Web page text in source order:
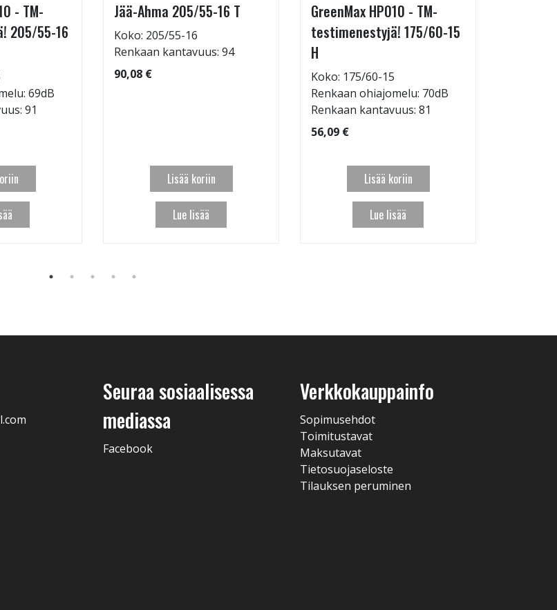
- TM-
205/55-16
69dB
91
Jää-Ahma 205/55-16 T
Koko: 205/55-16
Renkaan kantavuus: 94
90,08 €
Lisää koriin
Lue lisää
GreenMax HP010 - TM-
testimenestyjä! 175/60-15
H
Koko: 175/60-15
Renkaan ohiajomelu: 70dB
Renkaan kantavuus: 81
56,09 €
Lisää koriin
Lue lisää
Seuraa sosiaalisessa
mediassa
Facebook
Verkkokauppainfo
Sopimusehdot
Toimitustavat
Maksutavat
Tietosuojaseloste
Tilauksen peruminen